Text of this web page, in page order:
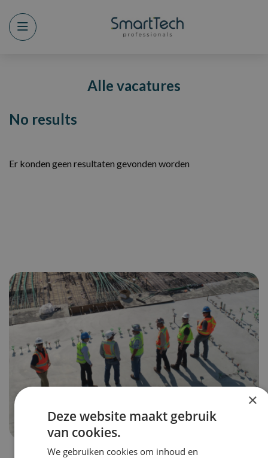
Menu
Alle vacatures
No results
Er konden geen resultaten gevonden worden
×
Deze website maakt gebruik
van cookies.
We gebruiken cookies om inhoud en